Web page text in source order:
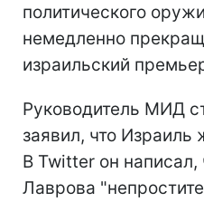
политического
немедленно
израильский
Руководитель МИД
заявил, что Израиль
В Twitter он написал,
Лаврова